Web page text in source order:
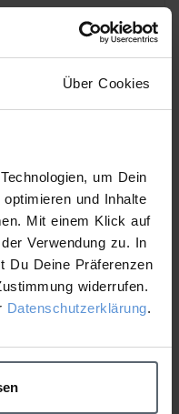
Über Cookies
um Dein
und Inhalte
Mit einem Klick auf
Verwendung zu. In
Du Deine Präferenzen
widerrufen.
Datenschutzerklärung.
Masque
Eye Gel